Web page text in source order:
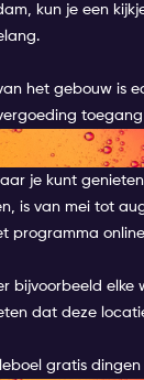
kun je een
het gebouw is
je kunt
is van mei tot
programma
bijvoorbeeld
dat deze
gratis